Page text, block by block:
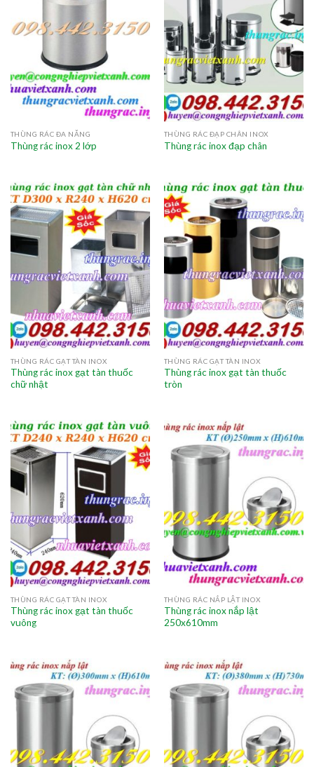
THÙNG RÁC ĐA NĂNG
Thùng rác inox 2 lớp
THÙNG RÁC ĐẠP CHÂN INOX
Thùng rác inox đạp chân
THÙNG RÁC GẠT TÀN INOX
Thùng rác inox gạt tàn thuốc
chữ nhật
THÙNG RÁC GẠT TÀN INOX
Thùng rác inox gạt tàn thuốc
tròn
THÙNG RÁC GẠT TÀN INOX
Thùng rác inox gạt tàn thuốc
vuông
THÙNG RÁC NẮP LẬT INOX
Thùng rác inox nắp lật
250x610mm